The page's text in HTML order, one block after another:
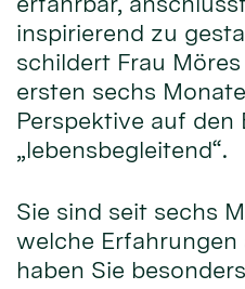
inspirierend zu
schildert Frau
ersten sechs
Perspektive auf den
„lebensbegleitend“.
Sie sind seit sechs
welche
haben Sie